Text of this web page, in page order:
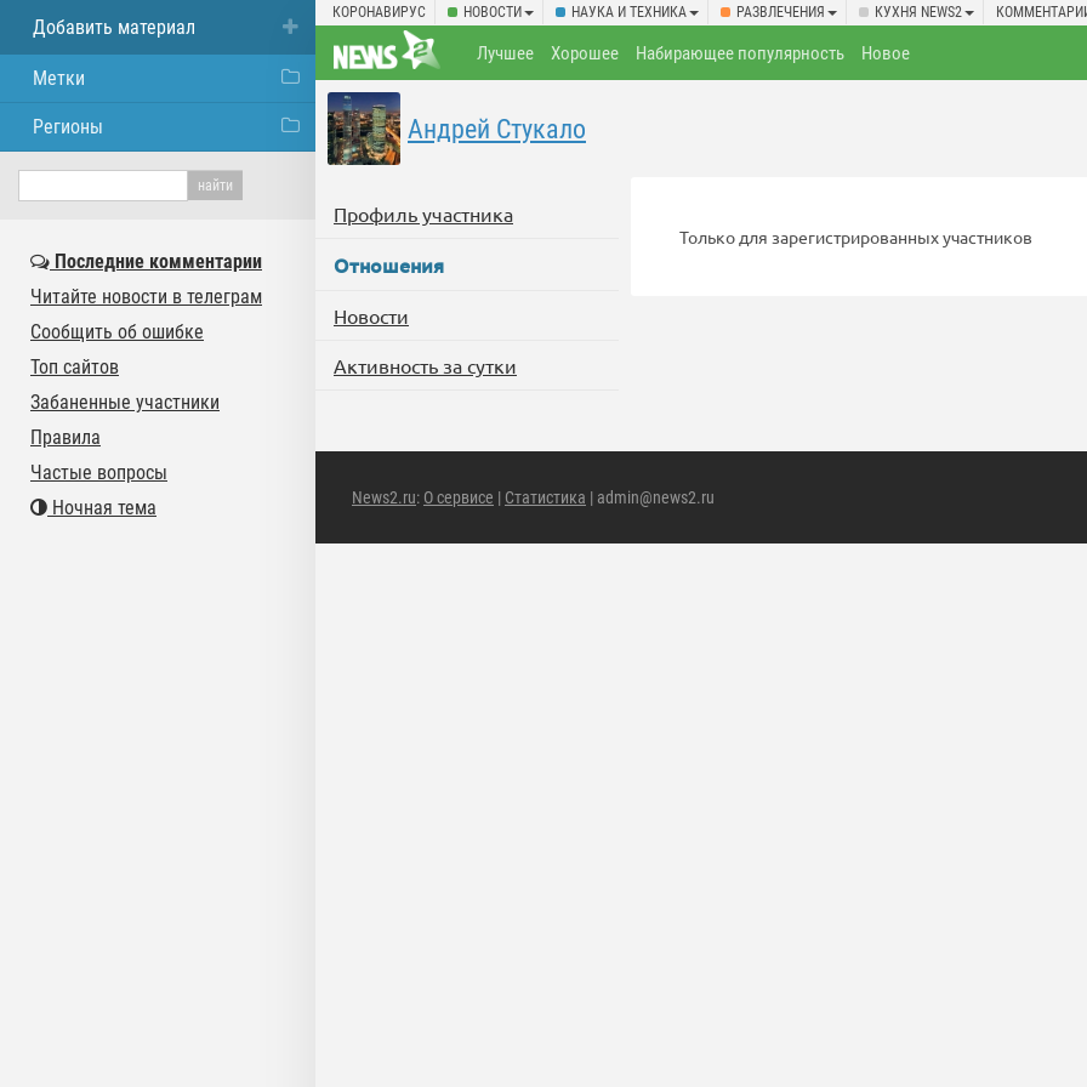
КОРОНАВИРУС НОВОСТИ НАУКА И ТЕХНИКА РАЗВЛЕЧЕНИЯ КУХНЯ NEWS2
Лучшее Хорошее Набирающее популярность Новое
Андрей Стукало
Профиль участника
Отношения
Новости
Активность за сутки
Только для зарегистрированных участников
News2.ru: О сервисе | Статистика | admin@news2.ru
Добавить материал
Метки
Регионы
Последние комментарии
Читайте новости в телеграм
Сообщить об ошибке
Топ сайтов
Забаненные участники
Правила
Частые вопросы
Ночная тема